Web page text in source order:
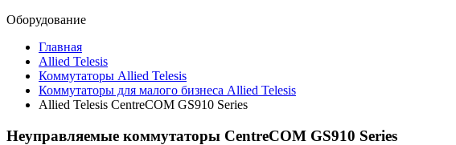
Оборудование
Главная
Allied Telesis
Коммутаторы Allied Telesis
Коммутаторы для малого бизнеса Allied Telesis
Allied Telesis CentreCOM GS910 Series
Неуправляемые коммутаторы CentreCOM GS910 Series